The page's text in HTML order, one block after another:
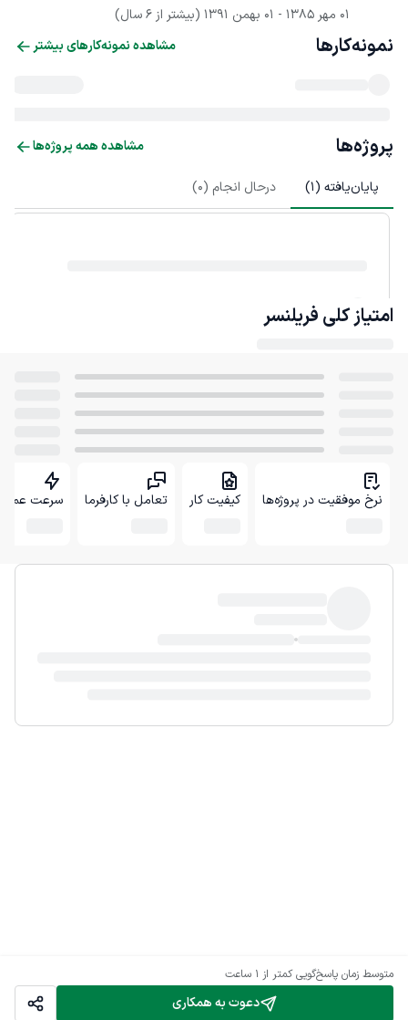
دعوت به همکاری
متوسط زمان پاسخ‌گویی کمتر از 1 ساعت
01 مهر 1385
- 01 بهمن 1391 (بیشتر از 6 سال)
نمونه‌کارها مشاهده نمونه‌کارهای بیشتر
پروژه‌ها مشاهده همه پروژه‌ها
پایان‌یافته (1
) درحال انجام (0
)
امتیاز کلی فریلنسر
نرخ موفقیت در پروژه‌ها کیفیت کار تعامل با کارفرما سرعت عمل